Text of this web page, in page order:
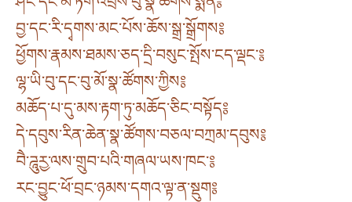
བྱ་དང་རི་དྭགས་མང་པོས་ཆོས་སྒྲ་སྒྲོགས༔
ཕྱོགས་རྣམས་ཐམས་ཅད་དྲི་བསུང་སྤོས་ངད་ལྡང་༔
ལྷ་ཡི་བུ་དང་བུ་མོ་སྣ་ཚོགས་ཀྱིས༔
མཆོད་པ་དུ་མས་རྟག་ཏུ་མཆོད་ཅིང་བསྟོད༔
དེ་དབུས་རིན་ཆེན་སྣ་ཚོགས་བཅལ་བཀྲམ་དབུས༔
བཻ་ཌཱུརྱ་ལས་གྲུབ་པའི་གཞལ་ཡས་ཁང་༔
རང་བྱུང་ཕོ་བྲང་ཉམས་དགའ་ལྟ་ན་སྡུག༔